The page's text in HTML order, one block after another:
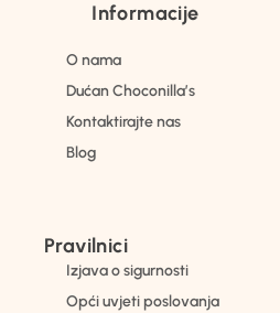
Informacije
O nama
Dućan Choconilla’s
Kontaktirajte nas
Blog
Pravilnici
Izjava o sigurnosti
Opći uvjeti poslovanja